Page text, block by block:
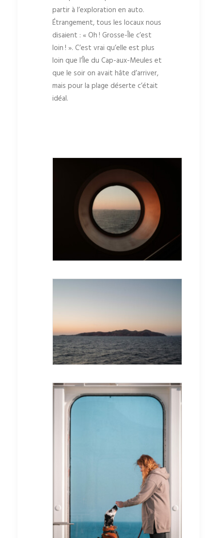
partir à l’exploration en auto.
Étrangement, tous les locaux nous
disaient : « Oh ! Grosse-Île c’est
loin ! ». C’est vrai qu’elle est plus
loin que l’Île du Cap-aux-Meules et
que le soir on avait hâte d’arriver,
mais pour la plage déserte c’était
idéal.